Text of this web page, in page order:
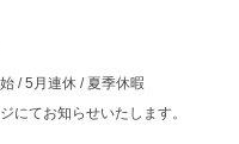
/ 5月連休 / 夏季休暇
にてお知らせいたします。